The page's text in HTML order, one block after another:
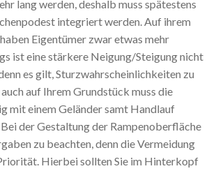
lang werden, deshalb muss spätestens
integriert werden. Auf ihrem
Eigentümer zwar etwas mehr
ist eine stärkere Neigung/Steigung nicht
es gilt, Sturzwahrscheinlichkeiten zu
auf Ihrem Grundstück muss die
mit einem Geländer samt Handlauf
der Gestaltung der Rampenoberfläche
zu beachten, denn die Vermeidung
Hierbei sollten Sie im Hinterkopf